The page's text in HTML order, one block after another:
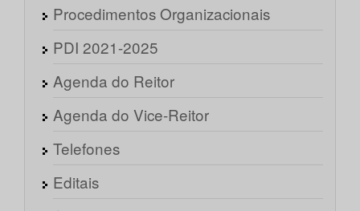
Procedimentos Organizacionais
PDI 2021-2025
Agenda do Reitor
Agenda do Vice-Reitor
Telefones
Editais